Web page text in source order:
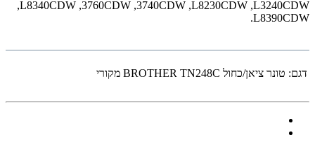
L3240CDW
,
,L8230CDW
,3740CDW
,3760CDW
,L8340CDW
L8390CDW
.
דגם: טונר ציאן/כחול BROTHER TN248C מקורי